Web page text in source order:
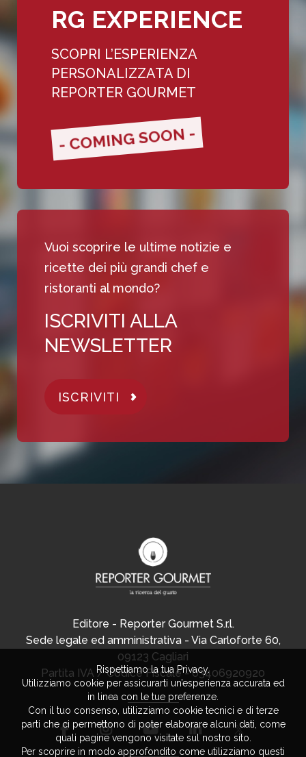
RG EXPERIENCE
SCOPRI L’ESPERIENZA
PERSONALIZZATA DI
REPORTER GOURMET
- COMING SOON -
Vuoi scoprire le ultime notizie e
ricette dei più grandi chef e
ristoranti al mondo?
ISCRIVITI ALLA
NEWSLETTER
ISCRIVITI
Editore - Reporter Gourmet S.r.l.
Sede legale ed amministrativa - Via Carloforte 60,
09123 Cagliari
Partita IVA / Codice Fiscale - 03406920920
Rispettiamo la tua Privacy.
Utilizziamo cookie per assicurarti un’esperienza accurata ed
in linea con le tue preferenze.
Con il tuo consenso, utilizziamo cookie tecnici e di terze
parti che ci permettono di poter elaborare alcuni dati, come
quali pagine vengono visitate sul nostro sito.
Per scoprire in modo approfondito come utilizziamo questi